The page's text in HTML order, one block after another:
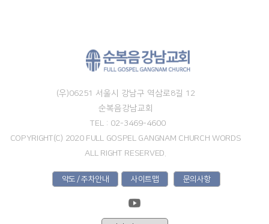
(우)06251 서울시 강남구 역삼로8길 12
순복음강남교회
TEL : 02-3469-4600
COPYRIGHT(C) 2020 FULL GOSPEL GANGNAM CHURCH WORDS
ALL RIGHT RESERVED.
약도 / 주차안내 사이트맵 문의사항